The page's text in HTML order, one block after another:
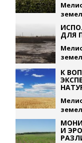
ДЛЯ
К
И